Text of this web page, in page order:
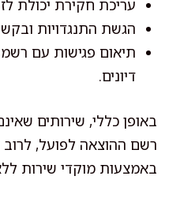
עריכת חקירת יכולת
הגשת התנגדויות
תיאום פגישות עם
דיונים.
באופן כללי, שירותים
רשם ההוצאה לפועל, לרוב
באמצעות מוקדי שירות